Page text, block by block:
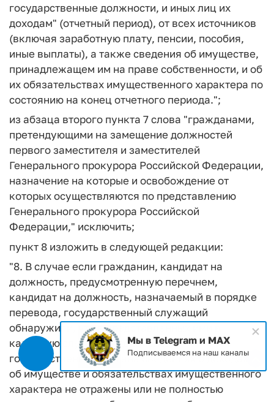
государственные должности, и иных лиц их
доходам" (отчетный период), от всех источников
(включая заработную плату, пенсии, пособия,
иные выплаты), а также сведения об имуществе,
принадлежащем им на праве собственности, и об
их обязательствах имущественного характера по
состоянию на конец отчетного периода.";
из абзаца второго пункта 7 слова "гражданами,
претендующими на замещение должностей
первого заместителя и заместителей
Генерального прокурора Российской Федерации,
назначение на которые и освобождение от
которых осуществляются по представлению
Генерального прокурора Российской
Федерации," исключить;
пункт 8 изложить в следующей редакции:
"8. В случае если гражданин, кандидат на
должность, предусмотренную перечнем,
кандидат на должность, назначаемый в порядке
перевода, государственный служащий
обнаружили, что в представленных ими в
кадровую службу федерального
государственного органа сведениях о доходах,
об имуществе и обязательствах имущественного
характера не отражены или не полностью
Мы в Telegram и MAX
Подписываемся на наш каналы